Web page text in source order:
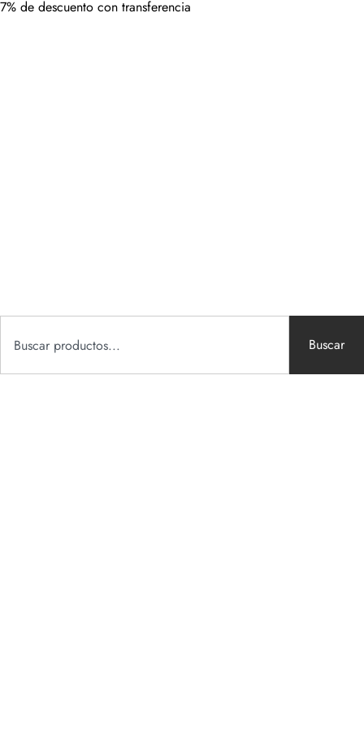
7% de descuento con transferencia
Buscar